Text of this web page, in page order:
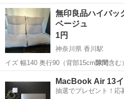
ており、材…
神奈川 横浜市 季節、空調家電
無印良品ハイバ
ベージュ
1円
神奈川県 香川駅
イズ 幅140 奥行90（背部15cm 隙間
ソファ
MacBook Air 13
抽選でプレゼント！応